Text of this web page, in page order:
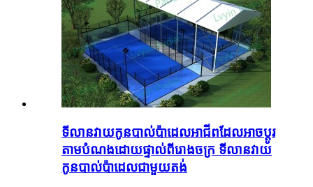
ទីលានវាយកូនបាល់ប៉ាដេលអាជីពដែលអាចប្ដូរ
តាមបំណងដោយផ្ទាល់ពីរោងចក្រ ទីលានវាយ
កូនបាល់ប៉ាដេលជាមួយតង់